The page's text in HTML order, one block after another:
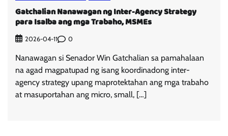
Gatchalian Nanawagan ng Inter-Agency Strategy
para Isalba ang mga Trabaho, MSMEs
2026-04-11 0
Nanawagan si Senador Win Gatchalian sa pamahalaan
na agad magpatupad ng isang koordinadong inter-
agency strategy upang maprotektahan ang mga trabaho
at masuportahan ang micro, small, […]